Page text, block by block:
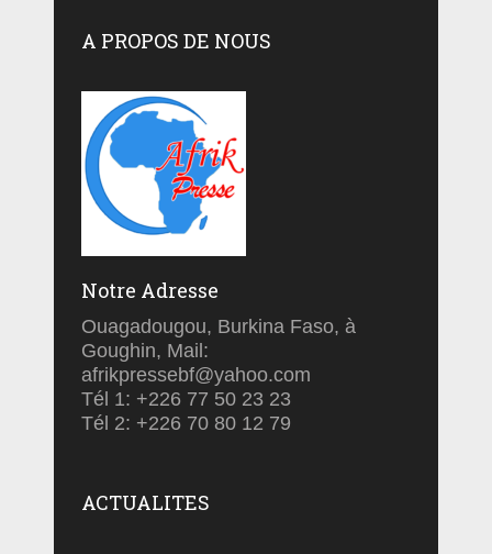
A PROPOS DE NOUS
Notre Adresse
Ouagadougou, Burkina Faso, à
Goughin, Mail:
afrikpressebf@yahoo.com
Tél 1: +226 77 50 23 23
Tél 2: +226 70 80 12 79
ACTUALITES